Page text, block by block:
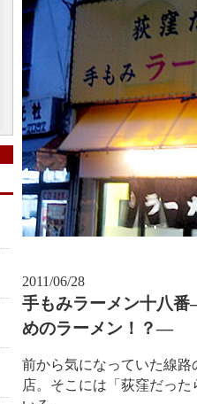
2011/06/28
手もみラーメン十八
めのラーメン！？―
前から気になっていた線
店。そこには「荻窪だっ